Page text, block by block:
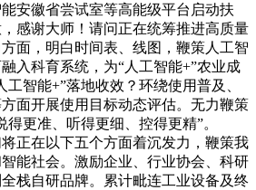
安徽省尝试室等高能级平台启动扶
感谢大师！请问正在统筹推进高质量
面，明白时间表、线图，鞭策人工智
入科育系统，为“人工智能+”农业成
智能+”落地收效？环绕使用普及、
面开展使用目标动态评估。无力鞭策
更准、听得更细、控得更精”。
将正在以下五个方面着沉发力，鞭策我
能社会。激励企业、行业协会、科研
栈自研品牌。累计毗连工业设备及终